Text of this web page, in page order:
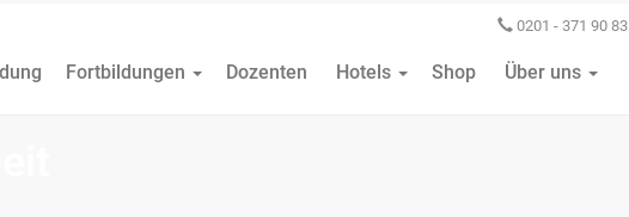
0201 - 371 90 83
Fortbildungen Dozenten Hotels Shop Über uns